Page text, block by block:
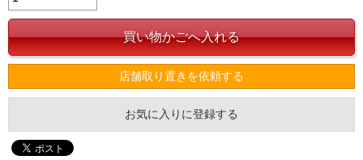
店舗取り置きを依頼する
お気に入りに登録する